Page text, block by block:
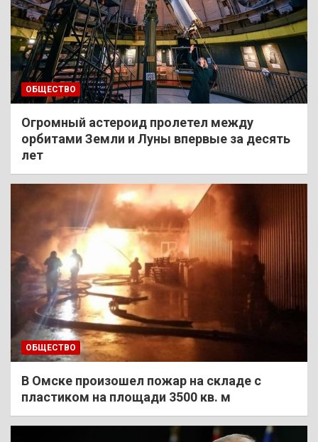
ОБЩЕСТВО
Огромный астероид пролетел между
орбитами Земли и Луны впервые за десять
лет
ОБЩЕСТВО
В Омске произошел пожар на складе с
пластиком на площади 3500 кв. м